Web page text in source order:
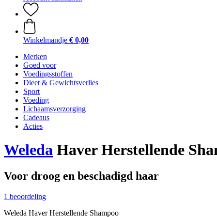
Winkelmandje € 0,00
Merken
Goed voor
Voedingsstoffen
Dieet & Gewichtsverlies
Sport
Voeding
Lichaamsverzorging
Cadeaus
Acties
Weleda Haver Herstellende
Voor droog en beschadigd haar
1 beoordeling
Weleda Haver Herstellende Shampoo